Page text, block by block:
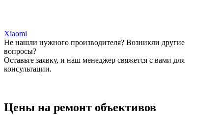
Xiaomi
Не нашли нужного производителя? Возникли другие
вопросы?
Оставьте заявку, и наш менеджер свяжется с вами для
консультации.
Цены на ремонт объективов